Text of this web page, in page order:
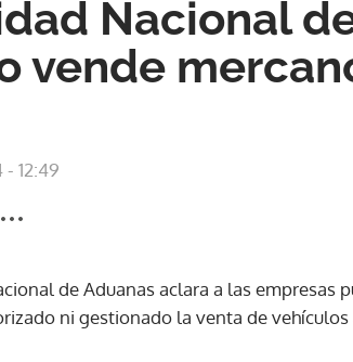
Nacional
vende
- 12:49
de Aduanas aclara a las empresas
ni gestionado la venta de